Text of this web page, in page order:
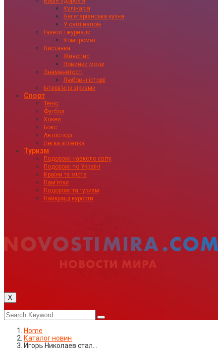
Кулінарія
Вегетаріанська кухня
У світі напоїв
Газети і журнали
Компромат
Виставка
Живопис
Новинки моди
Знаменитості
Любовні історії
Інтервʼю із зірками
Спорт
Теніс
Футбол
Хокей
Бокс
Автоспорт
Легка атлетіка
Туризм
Подорожі навколо світу
Подорожі по Україні
Країни та міста
Пам’ятки
Подорожі та туризм
Найкращі курорти
X
Home
Каталог новин
Игорь Николаев стал…